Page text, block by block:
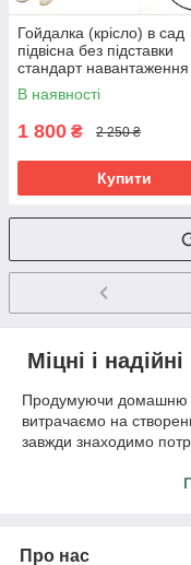
Гойдалка (крісло) в сад
підвісна без підставки
стандарт
кг - 80 см Червоний.
В наявності
1 800 ₴ 2 250 ₴
Купити
Міцні і
Продумуючи домашню
витрачаємо на
завжди знаходимо
підібраних меблів
Про нас